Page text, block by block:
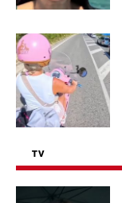
TV